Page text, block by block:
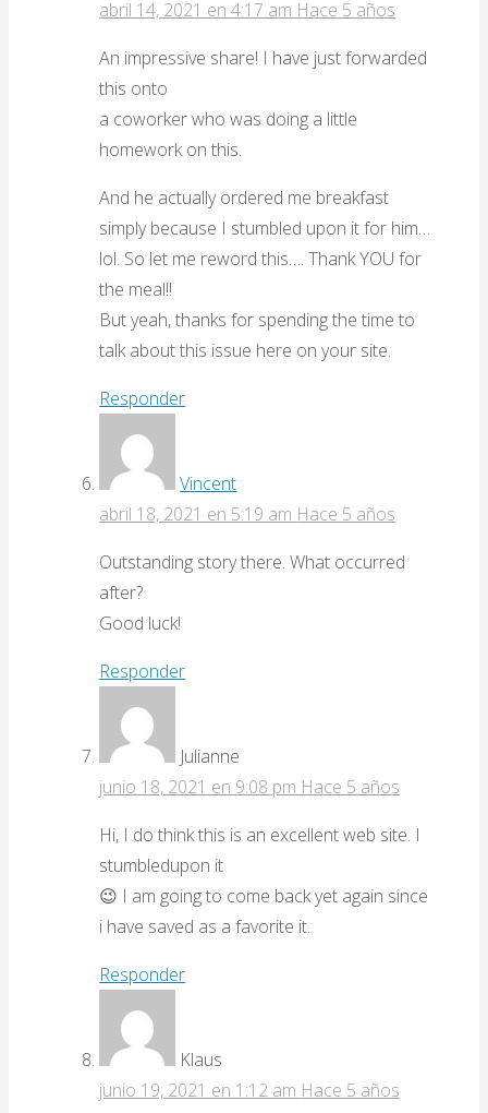
abril 14, 2021 en 4:17 am Hace 5 años
An impressive share! I have just forwarded
this onto
a coworker who was doing a little
homework on this.
And he actually ordered me breakfast
simply because I stumbled upon it for him…
lol. So let me reword this…. Thank YOU for
the meal!!
But yeah, thanks for spending the time to
talk about this issue here on your site.
Responder
Vincent
abril 18, 2021 en 5:19 am Hace 5 años
Outstanding story there. What occurred
after?
Good luck!
Responder
Julianne
junio 18, 2021 en 9:08 pm Hace 5 años
Hi, I do think this is an excellent web site. I
stumbledupon it
😉 I am going to come back yet again since
i have saved as a favorite it.
Responder
Klaus
junio 19, 2021 en 1:12 am Hace 5 años